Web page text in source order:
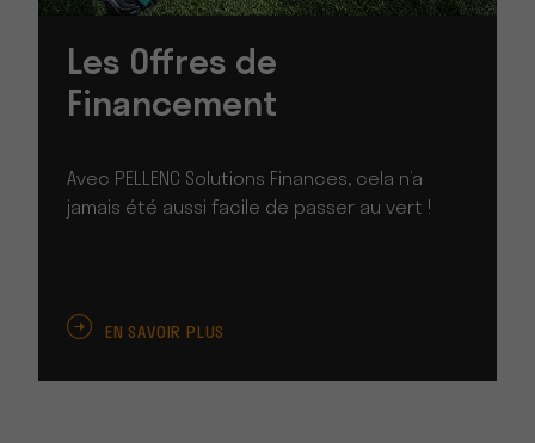
Les Offres de
Financement
Avec PELLENC Solutions Finances, cela n’a
jamais été aussi facile de passer au vert !
EN SAVOIR PLUS